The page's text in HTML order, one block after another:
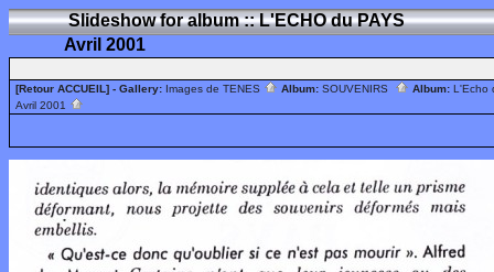
Slideshow for album :: L'ECHO du PAYS
Avril 2001
[Retour ACCUEIL] - Gallery: Images de TENES Album: SOUVENIRS Album: L'Echo
Avril 2001